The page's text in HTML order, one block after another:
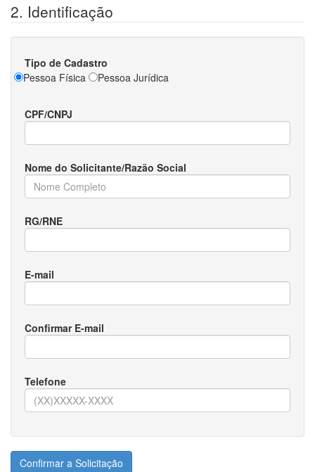
2. Identificação
Tipo de Cadastro
Pessoa Física
Pessoa Jurídica
CPF/CNPJ
Nome do Solicitante/Razão Social
RG/RNE
E-mail
Confirmar E-mail
Telefone
Confirmar a Solicitação